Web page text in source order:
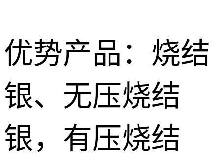
优势产品：烧结
银、无压烧结
银，有压烧结
Nano
silver paste
Silver
低温导电银